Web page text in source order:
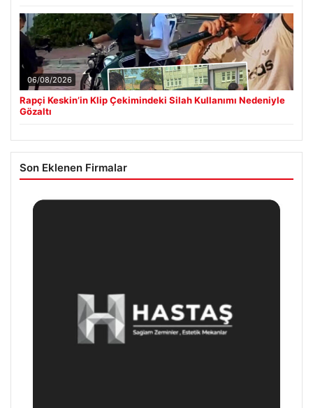
06/08/2026
Rapçi Keskin’in Klip Çekimindeki Silah Kullanımı Nedeniyle
Gözaltı
Son Eklenen Firmalar